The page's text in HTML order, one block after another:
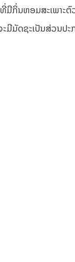
ທີ່ມີກິ່ນຫອມສະເພາະ
ະມີມັດຊະເປັນສ່ວນປ